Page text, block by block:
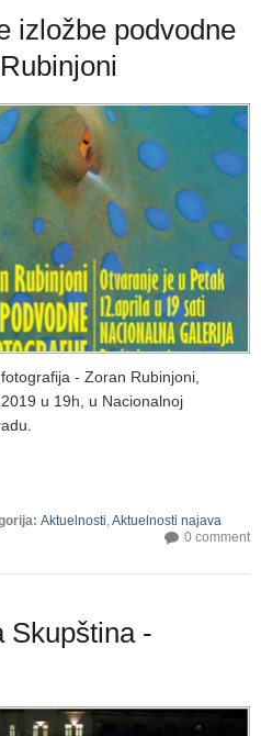
izložbe podvodne
- Zoran Rubinjoni,
u 19h, u Nacionalnoj
: Aktuelnosti,Aktuelnosti najava
0 comment
Skupština -